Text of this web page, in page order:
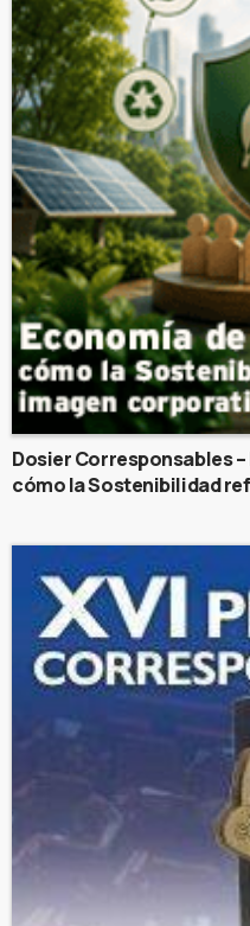
Dosier Corresponsables
cómo la Sostenibilidad